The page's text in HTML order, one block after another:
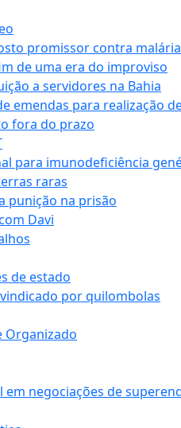
promissor contra
de uma era do improviso
a servidores na Bahia
emendas para realização
fora do prazo
para imunodeficiência
raras
punição na prisão
Davi
de estado
por quilombolas
Organizado
negociações de